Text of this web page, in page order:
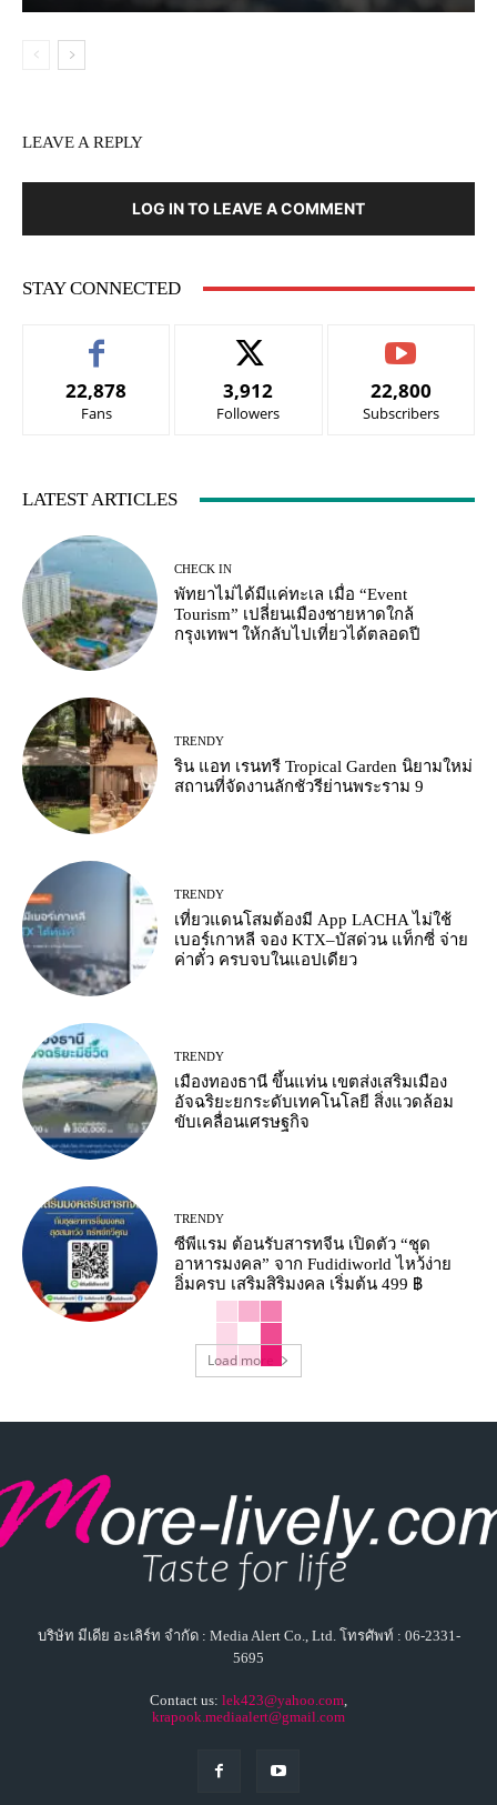
LEAVE A REPLY
LOG IN TO LEAVE A COMMENT
STAY CONNECTED
22,878
Fans
3,912
Followers
22,800
Subscribers
LATEST ARTICLES
CHECK IN
พัทยาไม่ได้มีแค่ทะเล เมื่อ “Event
Tourism” เปลี่ยนเมืองชายหาดใกล้
กรุงเทพฯ ให้กลับไปเที่ยวได้ตลอดปี
TRENDY
ริน แอท เรนทรี Tropical Garden นิยามใหม่
สถานที่จัดงานลักชัวรีย่านพระราม 9
TRENDY
เที่ยวแดนโสมต้องมี App LACHA ไม่ใช้
เบอร์เกาหลี จอง KTX–บัสด่วน แท็กซี่ จ่าย
ค่าตั๋ว ครบจบในแอปเดียว
TRENDY
เมืองทองธานี ขึ้นแท่น เขตส่งเสริมเมือง
อัจฉริยะยกระดับเทคโนโลยี สิ่งแวดล้อม
ขับเคลื่อนเศรษฐกิจ
TRENDY
ซีพีแรม ต้อนรับสารทจีน เปิดตัว “ชุด
อาหารมงคล” จาก Fudidiworld ไหว้ง่าย
อิ่มครบ เสริมสิริมงคล เริ่มต้น 499 ฿
Load more
บริษัท มีเดีย อะเลิร์ท จำกัด : Media Alert Co., Ltd. โทรศัพท์ : 06-2331-
5695
Contact us: lek423@yahoo.com,
krapook.mediaalert@gmail.com